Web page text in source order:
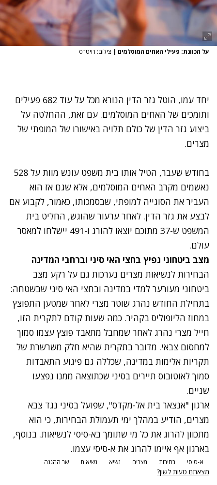
על הכוונת: פעילי האחים המוסלמים | צילום: רויטרס
יחד עמו, הוטל גזר הדין הנורא מכל על עוד 682 פעילים
ותומכים של האחים המוסלמים. עם זאת, ההחלטה על
ביצוע גזר הדין של כולם תלויה באישורו של המופתי של
מצרים.
בחודש שעבר, הטיל אותו בית משפט עונש מוות על 528
נאשמים מקרב האחים המוסלמים, אלא שגם אז הוא
העביר את הסוגייה למופתי, שבסמכותו, כאמור, לקבוע אם
לבצע את גזר הדין. לאחר ערעור שהוגש, החליט בית
המשפט ש-37 מתוכם יוצאו להורג ו-491 יישלחו למאסר
עולם.
מצב ביטחוני נפיץ בחצי האי סיני וברחבי המדינה
הבחירות לנשיאות מצרים נערכות גם על רקע מצב
ביטחוני מעורער למדי במדינה ובחצי האי סיני שבשטחה:
בתחילת החודש נהרג שוטר מצרי לאחר שמטען התפוצץ
במחוז הליופוליס בקהיר. כמה שעות קודם לתקרית הזו,
חייל מצרי נהרג לאחר שמחבל מתאבד פוצץ עצמו סמוך
למחסום צבאי. מדובר בתקרית שהיא חלק משרשרת של
תקריות אלימות במדינה, שכללה גם פיגוע התאבדות
סמוך לאוטובוס תיירים בסיני שכתוצאה ממנו נפצעו
שניים.
ארגון "אנצאר בית אל-מקדס", שפועל בסיני נגד צבא
מצרים, הודיע במהלך ימי תעמולת הבחירות, כי הוא
מתכוון להרוג את כל מי שתומך בא-סיסי לנשיאות. בנוסף,
בארגון אף איימו להרוג את א-סיסי עצמו.
א-סיסי בחירות מצרים נשיא נשיאות שר ההגנה
מצאתם טעות לשון?